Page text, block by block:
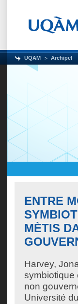
UQAM Archipel
ENTRE
MÈTIS
Harvey,
symbiotique
non
Université